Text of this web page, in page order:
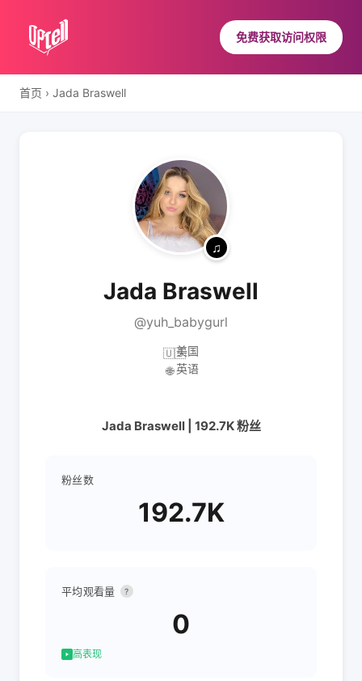
免费获取访问权限
首页 › Jada Braswell
Jada Braswell
@yuh_babygurl
🇺🇸美国
🌐 英语
Jada Braswell | 192.7K 粉丝
粉丝数
192.7K
平均观看量 ?
0
高表现